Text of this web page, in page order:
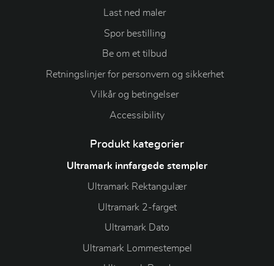
Last ned maler
Spor bestilling
Be om et tilbud
Retningslinjer for personvern og sikkerhet
Vilkår og betingelser
Accessibility
Produkt kategorier
Ultramark innfargede stempler
Ultramark Rektangulær
Ultramark 2-farget
Ultramark Dato
Ultramark Lommestempel